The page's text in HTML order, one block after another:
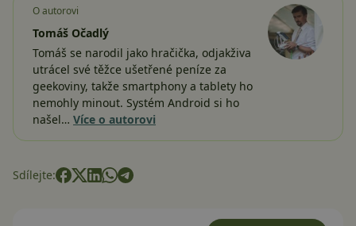
O autorovi
Tomáš Očadlý
Tomáš se narodil jako hračička, odjakživa
utrácel své těžce ušetřené peníze za
geekoviny, takže smartphony a tablety ho
nemohly minout. Systém Android si ho
našel… Více o autorovi
Sdílejte: